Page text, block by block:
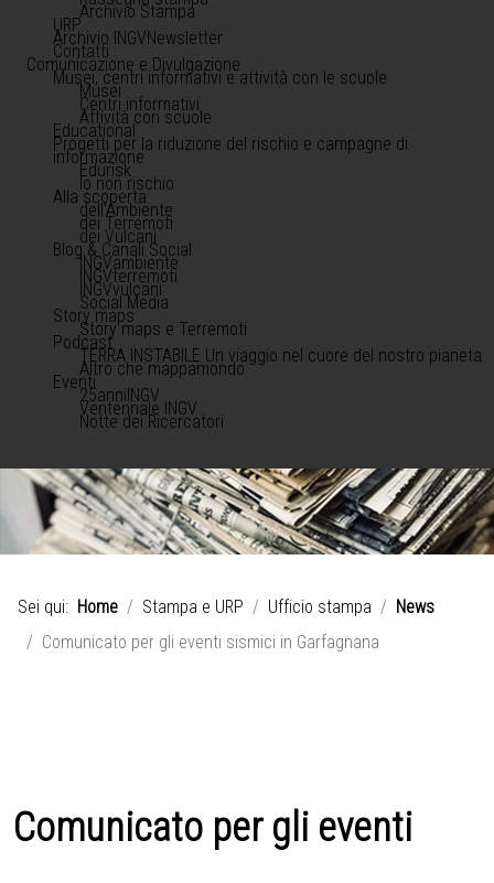
Archivio Stampa
URP
Archivio INGVNewsletter
Contatti
Comunicazione e Divulgazione
Musei, centri informativi e attività con le scuole
Musei
Centri informativi
Attività con scuole
Educational
Progetti per la riduzione del rischio e campagne di
informazione
Edurisk
Io non rischio
Alla scoperta
dell'Ambiente
dei Terremoti
dei Vulcani
Blog & Canali Social
INGVambiente
INGVterremoti
INGVvulcani
Social Media
Story maps
Story maps e Terremoti
Podcast
TERRA INSTABILE Un viaggio nel cuore del nostro pianeta
Altro che mappamondo
Eventi
25anniINGV
Ventennale INGV
Notte dei Ricercatori
Sei qui: Home Stampa e URP Ufficio stampa
News
Comunicato per gli eventi sismici in Garfagnana
Comunicato per gli eventi